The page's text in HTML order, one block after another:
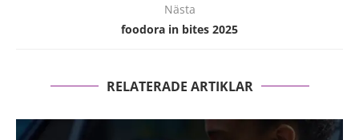
Nästa
foodora in bites 2025
RELATERADE ARTIKLAR